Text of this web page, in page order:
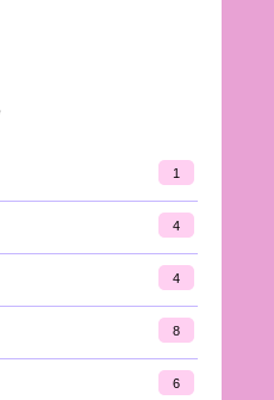
1
4
4
8
6